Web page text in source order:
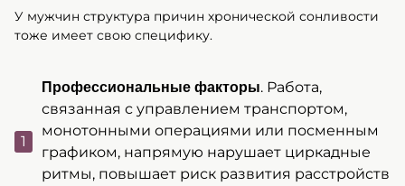
У мужчин структура причин хронической сонливости
тоже имеет свою специфику.
Профессиональные факторы. Работа,
связанная с управлением транспортом,
монотонными операциями или посменным
графиком, напрямую нарушает циркадные
ритмы, повышает риск развития расстройств